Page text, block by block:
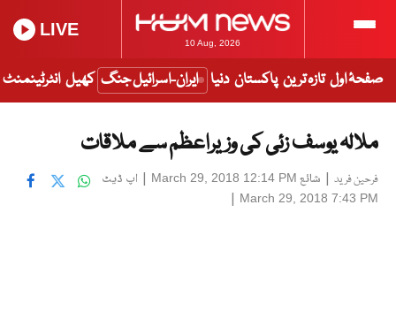
10 Aug, 2026
LIVE
صفحۂ اول تازہ ترین پاکستان دنیا ایران-اسرائیل جنگ کھیل انٹرٹینمنٹ
ملالہ یوسف زئی کی وزیراعظم سے ملاقات
فرحین فرید | شائع March 29, 2018 12:14 PM
| اپ ڈیٹ
March 29, 2018 7:43 PM
|